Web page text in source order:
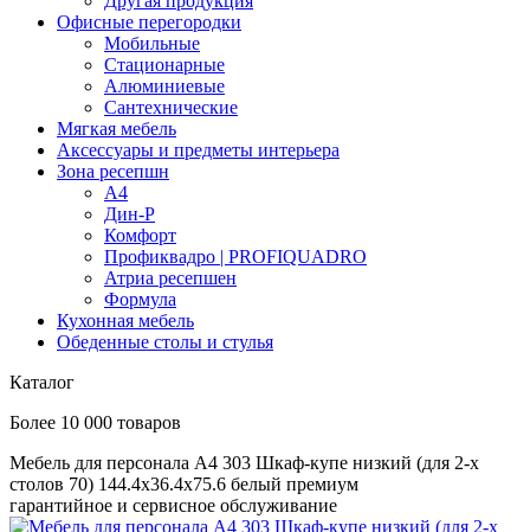
Офисные перегородки
Мобильные
Стационарные
Алюминиевые
Сантехнические
Мягкая мебель
Аксессуары и предметы интерьера
Зона ресепшн
А4
Дин-Р
Комфорт
Профиквадро | PROFIQUADRO
Атриа ресепшен
Формула
Кухонная мебель
Обеденные столы и стулья
Каталог
Более 10 000 товаров
Мебель для персонала A4 303 Шкаф-купе низкий (для 2-х
столов 70) 144.4x36.4x75.6 белый премиум
гарантийное и сервисное обслуживание